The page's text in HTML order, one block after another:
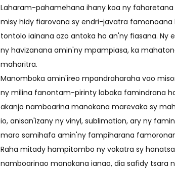
Laharam-pahamehana ihany koa ny
misy hidy fiarovana sy endri-javatra
tontolo iainana azo antoka ho an'ny fiasana.
ny havizanana amin'ny mpampiasa, ka
maharitra.
Manomboka amin'ireo mpandraharaha vao
ny milina fanontam-pirinty lobaka famindrana
akanjo namboarina manokana marevaka sy
io, anisan'izany ny vinyl, sublimation, ary ny
maro samihafa amin'ny fampiharana
Raha mitady hampitombo ny vokatra sy
namboarinao manokana ianao, dia safidy